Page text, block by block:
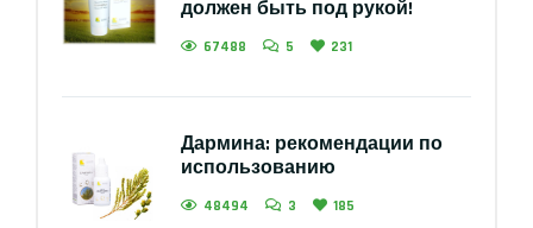
должен быть под рукой!
67488 5 231
Дармина: рекомендации по
использованию
48494 3 185